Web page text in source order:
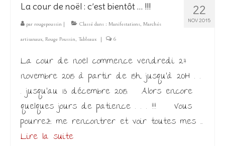
22
NOV 2015
La cour de noël : c’est bientôt … !!!
par rougepoussin | Classé dans : Manifestations, Marchés
artisanaux, Rouge Poussin, Tableaux | 6
La cour de noël commence vendredi 27
novembre 2015 à partir de 15h jusqu’à 20H . .
. jusqu’au 13 décembre 2015. Alors encore
quelques jours de patience . . . !!! Vous
pourrez me rencontrer et voir toutes mes …
Lire la suite­­